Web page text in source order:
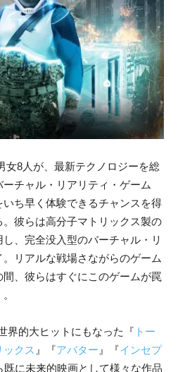
女8人が、最新テクノロジーを総
チャル・リアリティ・ゲーム
いち早く体験できるチャンスを得
彼らは高分子マトリックス製の
、完全没入型のバーチャル・リ
リアルな戦場さながらのゲーム
、彼らはすぐにこのゲームが罠
界的大ヒットにもなった『 トー
ックス 』『アバター』『インセプ
既に未来的映画として様々な作品